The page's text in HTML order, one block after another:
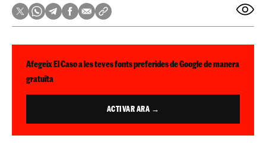
Afegeix El Caso a les teves fonts preferides de Google de manera
gratuïta
ACTIVAR ARA →